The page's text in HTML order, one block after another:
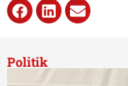
Politik